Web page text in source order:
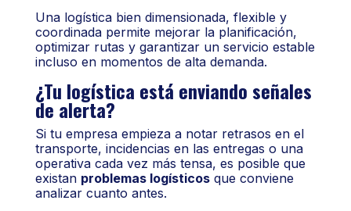
Una logística bien dimensionada, flexible y
coordinada permite mejorar la planificación,
optimizar rutas y garantizar un servicio estable
incluso en momentos de alta demanda.
¿Tu logística está enviando señales
de alerta?
Si tu empresa empieza a notar retrasos en el
transporte, incidencias en las entregas o una
operativa cada vez más tensa, es posible que
existan problemas logísticosque conviene
analizar cuanto antes.